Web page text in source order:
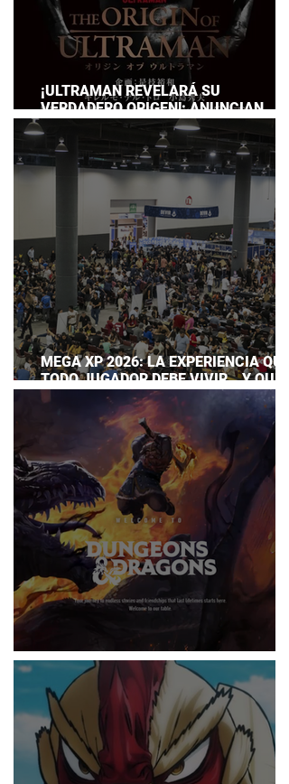
¡ULTRAMAN REVELARÁ SU
VERDADERO ORIGEN!: ANUNCIAN
DOCUMENTAL POR EL 60
ANIVERSARIO DE LA FRANQUICIA
MEGA XP 2026: LA EXPERIENCIA QUE
TODO JUGADOR DEBE VIVIR… Y QUE
AHORA PUEDES DISFRUTAR A TU
DUNGEONS & DRAGONS ¿TE